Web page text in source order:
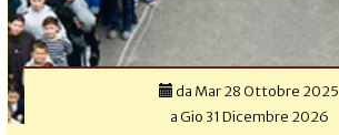
da Mar 28 Ottobre 2025
aGio 31 Dicembre 2026